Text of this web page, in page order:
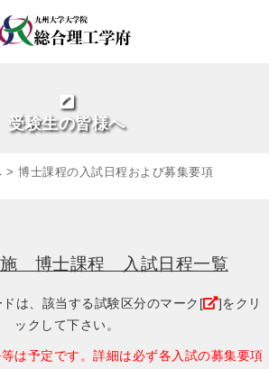
受験生の皆様へ
> 博士課程の入試日程および募集要項
施 博士課程 入試日程一覧
は、該当する試験区分のマーク[
]をクリ
ックして下さい。
は予定です。詳細は必ず各入試の募集要項